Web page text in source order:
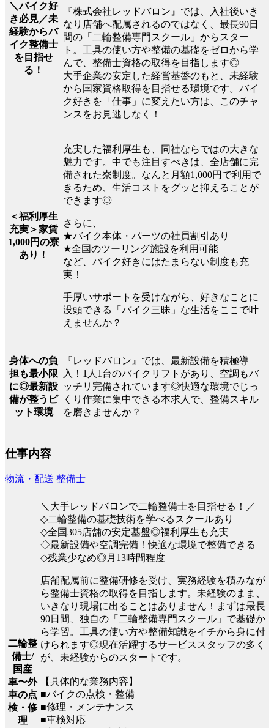
＼バイク好
き必見／未
経験からバ
イク整備士
を目指せ
る！
『株式会社レッドバロン』では、入社後いき
なり店舗へ配属されるのではなく、最長90日
間の「二輪整備専門スクール」からスター
ト。工具の使い方や整備の基礎をゼロから学
んで、整備士資格の取得を目指します◎
大手企業の安定した経営基盤のもと、未経験
から国家資格取得を目指せる環境です。バイ
ク好きを「仕事」に変えたい方は、このチャ
ンスをお見逃しなく！
＜福利厚生
充実＞家賃
1,000円の寮
あり！
充実した福利厚生も、同社ならではの大きな
魅力です。中でも注目すべきは、全店舗に完
備された寮制度。なんと月額1,000円で利用で
きるため、生活コストをグッと抑えることが
できます◎
さらに、
★バイク本体・パーツの社員割引あり
★全国のツーリング施設を利用可能
など、バイク好きにはたまらない制度も充
実！
手厚いサポートを受けながら、好きなことに
没頭できる「バイク三昧」な生活をここで叶
えませんか？
身体への負
担も最小限
に◎最新設
備が整うピ
ット環境
『レッドバロン』では、最新設備を積極導
入！1人1台のバイクリフトがあり、空調もバ
ッチリ完備されています◎快適な環境でじっ
くり作業に集中できる本求人で、整備スキル
を磨きませんか？
仕事内容
物流・配送 整備士
二輪整
備士/
国産
車〜外
車の点
検・修
理
＼大手レッドバロンで二輪整備士を目指せる！／
◇二輪整備の基礎技術を学べるスクールあり
◇全国305店舗の安定基盤◎福利厚生も充実
◇最新設備や空調完備！快適な環境で整備できる
◇残業少なめ◎月13時間程度
店舗配属前に整備研修を受け、実務経験を積みなが
ら整備士資格の取得を目指します。未経験のまま、
いきなり現場に出ることはありません！まずは最長
90日間、独自の「二輪整備専門スクール」で基礎か
ら学習。工具の使い方や整備知識をイチから身に付
けられます◎現在活躍するサービススタッフの多く
が、未経験からのスタートです。
【具体的な業務内容】
■バイクの点検・整備
■修理・メンテナンス
■車検対応